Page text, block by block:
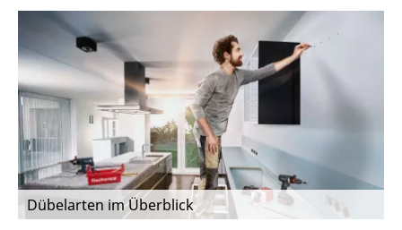
Dübelarten im Überblick